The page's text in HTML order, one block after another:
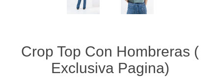
Crop Top Con Hombreras (
Exclusiva Pagina)